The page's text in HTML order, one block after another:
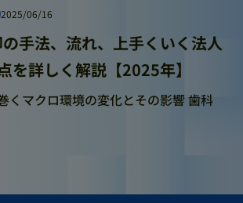
2025/06/16
手法、流れ、上手くいく法人
を詳しく解説【2025年】
くマクロ環境の変化とその影響 歯科